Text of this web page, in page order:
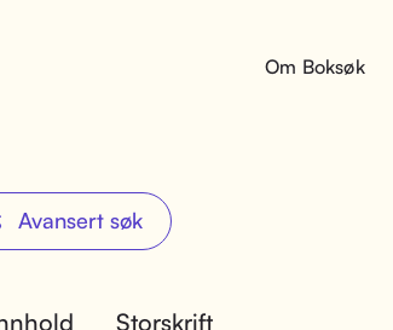
Om Boksøk
Avansert søk
Storskrift